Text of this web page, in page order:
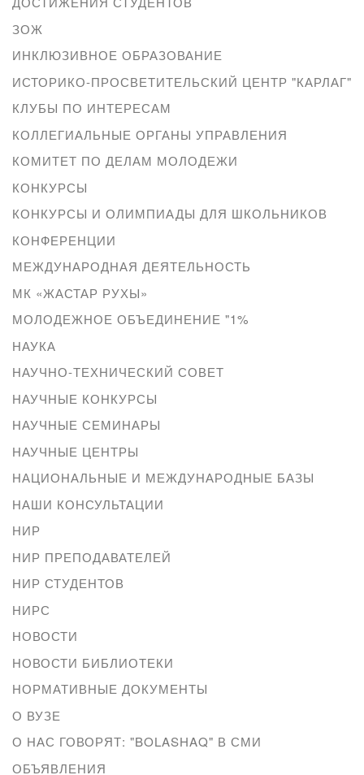
ЗОЖ
ИНКЛЮЗИВНОЕ ОБРАЗОВАНИЕ
ИСТОРИКО-ПРОСВЕТИТЕЛЬСКИЙ ЦЕНТР "КАРЛАГ"
КЛУБЫ ПО ИНТЕРЕСАМ
КОЛЛЕГИАЛЬНЫЕ ОРГАНЫ УПРАВЛЕНИЯ
КОМИТЕТ ПО ДЕЛАМ МОЛОДЕЖИ
КОНКУРСЫ
КОНКУРСЫ И ОЛИМПИАДЫ ДЛЯ ШКОЛЬНИКОВ
КОНФЕРЕНЦИИ
МЕЖДУНАРОДНАЯ ДЕЯТЕЛЬНОСТЬ
МК «ЖАСТАР РУХЫ»
МОЛОДЕЖНОЕ ОБЪЕДИНЕНИЕ "1%
НАУКА
НАУЧНО-ТЕХНИЧЕСКИЙ СОВЕТ
НАУЧНЫЕ КОНКУРСЫ
НАУЧНЫЕ СЕМИНАРЫ
НАУЧНЫЕ ЦЕНТРЫ
НАЦИОНАЛЬНЫЕ И МЕЖДУНАРОДНЫЕ БАЗЫ
НАШИ КОНСУЛЬТАЦИИ
НИР
НИР ПРЕПОДАВАТЕЛЕЙ
НИР СТУДЕНТОВ
НИРС
НОВОСТИ
НОВОСТИ БИБЛИОТЕКИ
НОРМАТИВНЫЕ ДОКУМЕНТЫ
О ВУЗЕ
О НАС ГОВОРЯТ: "BOLASHAQ" В СМИ
ОБЪЯВЛЕНИЯ